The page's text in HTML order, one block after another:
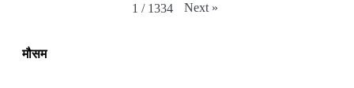
1 / 1334 Next »
मौसम